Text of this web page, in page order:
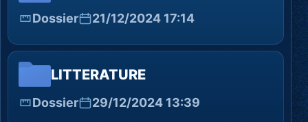
Dossier 21/12/2024 17:14
LITTERATURE
Dossier 29/12/2024 13:39